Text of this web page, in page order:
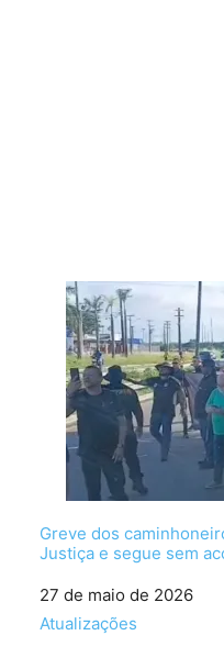
Greve dos
Justiça e segue sem
Data
27 de maio de 2026
Em relação a
Atualizações